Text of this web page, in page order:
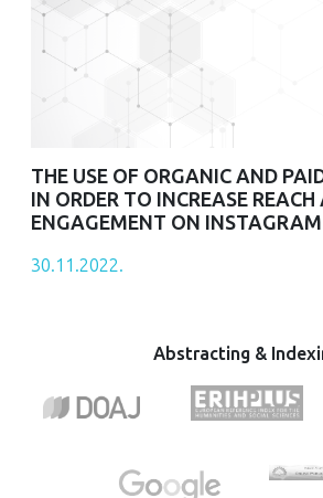
THE USE OF ORGANIC AND
IN ORDER TO INCREASE REACH
ENGAGEMENT ON
30.11.2022.
Abstracting &